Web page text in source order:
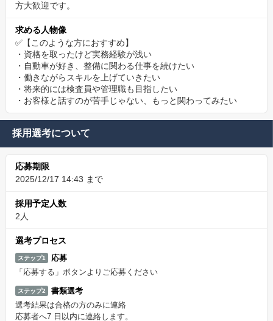
方大歓迎です。
求める人物像
✅【このような方におすすめ】
・資格を取ったけど実務経験が浅い
・自動車が好き、整備に関わる仕事を続けたい
・働きながらスキルを上げていきたい
・将来的には検査員や管理職も目指したい
・お客様と話すのが苦手じゃない、もっと関わってみたい
採用選考について
応募期限
2025/12/17 14:43 まで
採用予定人数
2人
選考プロセス
ステップ1
応募
「応募する」ボタンよりご応募ください
ステップ2
書類選考
選考結果は合格の方のみに連絡
応募者へ7 日以内に連絡します。